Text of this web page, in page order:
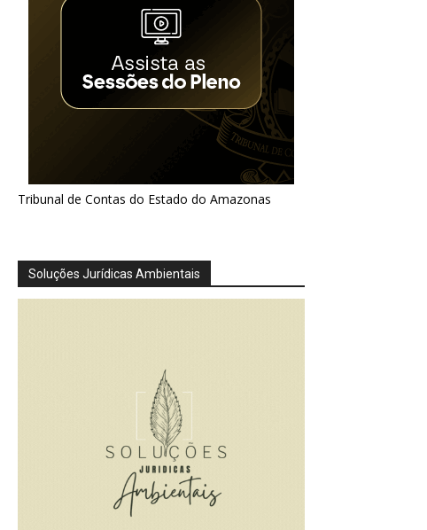
Tribunal de Contas do Estado do Amazonas
Soluções Jurídicas Ambientais